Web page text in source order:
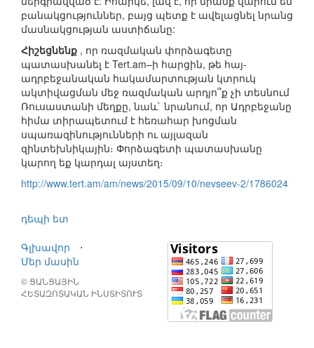
բանակցություններ, բայց պետք է ավելացնել նրանց
մասնակցության աստիճանը:
Հիշեցնենք , որ ռազմական փորձագետը
պատասխանել է Tert.am–ի հարցին, թե հայ-
ադրբեջանական հակամարտության կտրուկ
ակտիվացման մեջ ռազմական արդյո՞ք չի տեսնում
Ռուսաստանի մեղքը, նաև` նրանում, որ Ադրբեջանը
հիմա տիրապետում է հեռահար խոցման
սպառազինությունների ու այլազան
զինտեխնիկային։ Փորձագետի պատասխանը
կարող եք կարդալ այստեղ։
http://www.tert.am/am/news/2015/09/10/nevseev-2/1786024
դեպի ետ
Գլխավոր
⋅
Մեր մասին
© ՑԱՆՑԱՅԻՆ
ՀԵՏԱԶՈՏԱԿԱՆ ԻՆՍՏԻՏՈՒՏ